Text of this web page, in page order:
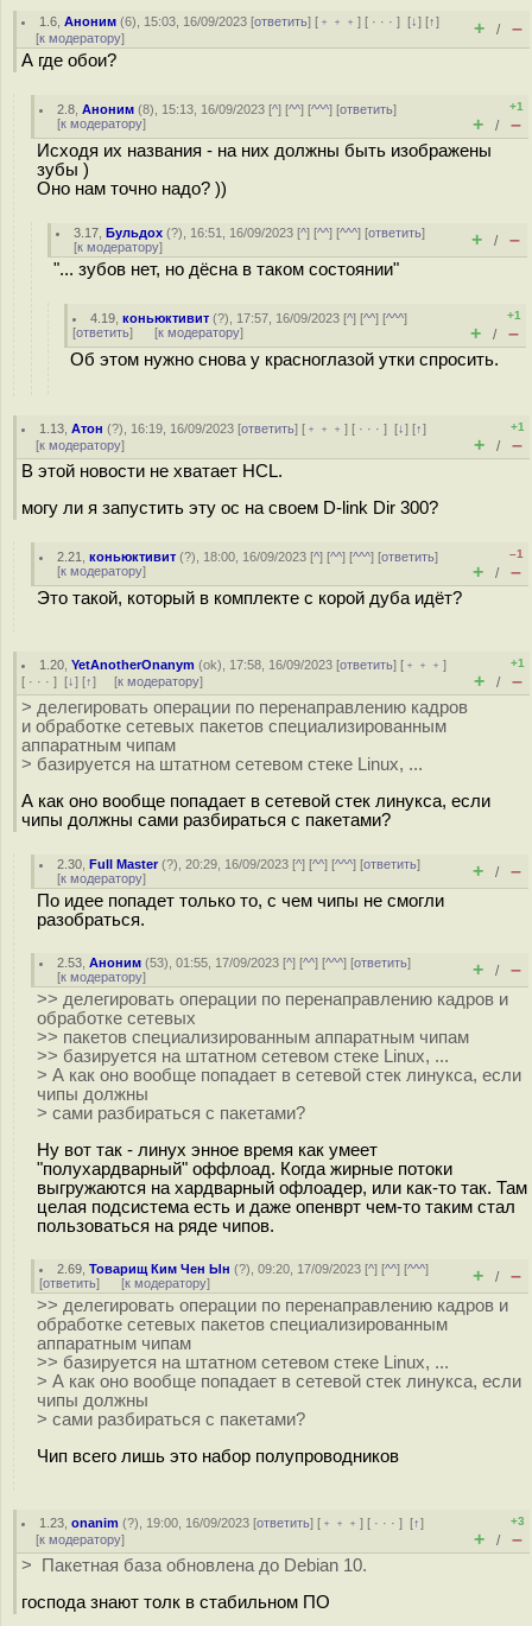
1.6 ,Аноним (6), 15:03, 16/09/2023 [ответить] [ ﹢﹢﹢] [ · · ·][↓] [↑]
[к модератору] + / –
А где обои?
2.8 ,Аноним (8), 15:13, 16/09/2023 [^] [^^] [^^^] [ответить]
[к модератору]
+1
+ / –
Исходя их названия - на них должны быть изображены
зубы )
Оно нам точно надо? ))
3.17 ,Бульдох (?), 16:51, 16/09/2023 [^] [^^] [^^^] [ответить]
[к модератору] + / –
"... зубов нет, но дёсна в таком состоянии"
4.19 ,коньюктивит (?), 17:57, 16/09/2023 [^] [^^] [^^^]
[ответить] [к модератору]
+1
+ / –
Об этом нужно снова у красноглазой утки спросить.
1.13 ,Атон (?), 16:19, 16/09/2023 [ответить] [ ﹢﹢﹢] [ · · ·][↓] [↑]
[к модератору]
+1
+ / –
В этой новости не хватает HCL.
могу ли я запустить эту ос на своем D-link Dir 300?
2.21 ,коньюктивит (?), 18:00, 16/09/2023 [^] [^^] [^^^] [ответить]
[к модератору]
–1
+ / –
Это такой, который в комплекте с корой дуба идёт?
1.20 ,YetAnotherOnanym (ok), 17:58, 16/09/2023 [ответить] [ ﹢﹢﹢]
[ · · · ] [↓] [↑] [к модератору]
+1
+ / –
> делегировать операции по перенаправлению кадров
и обработке сетевых пакетов специализированным
аппаратным чипам
> базируется на штатном сетевом стеке Linux, ...
А как оно вообще попадает в сетевой стек линукса, если
чипы должны сами разбираться с пакетами?
2.30 ,Full Master(?), 20:29, 16/09/2023 [^] [^^] [^^^] [ответить]
[к модератору] + / –
По идее попадет только то, с чем чипы не смогли
разобраться.
2.53 ,Аноним (53), 01:55, 17/09/2023 [^] [^^] [^^^] [ответить]
[к модератору] + / –
>> делегировать операции по перенаправлению кадров и
обработке сетевых
>> пакетов специализированным аппаратным чипам
>> базируется на штатном сетевом стеке Linux, ...
> А как оно вообще попадает в сетевой стек линукса, если
чипы должны
> сами разбираться с пакетами?
Ну вот так - линух энное время как умеет
"полухардварный" оффлоад. Когда жирные потоки
выгружаются на хардварный офлоадер, или как-то так. Там
целая подсистема есть и даже опенврт чем-то таким стал
пользоваться на ряде чипов.
2.69 ,Товарищ Ким Чен Ын (?), 09:20, 17/09/2023 [^] [^^] [^^^]
[ответить] [к модератору] + / –
>> делегировать операции по перенаправлению кадров и
обработке сетевых пакетов специализированным
аппаратным чипам
>> базируется на штатном сетевом стеке Linux, ...
> А как оно вообще попадает в сетевой стек линукса, если
чипы должны
> сами разбираться с пакетами?
Чип всего лишь это набор полупроводников
1.23 ,onanim (?), 19:00, 16/09/2023 [ответить] [ ﹢﹢﹢] [ · · ·][↑]
[к модератору]
+3
+ / –
> Пакетная база обновлена до Debian 10.
господа знают толк в стабильном ПО